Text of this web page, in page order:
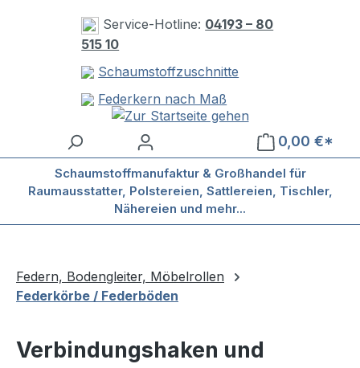
Zum Hauptinhalt springen
Service-Hotline: 04193 – 80
515 10
Schaumstoffzuschnitte
Federkern nach Maß
0,00 €*
Schaumstoffmanufaktur & Großhandel für
Raumausstatter, Polstereien, Sattlereien, Tischler,
Nähereien und mehr...
Federn, Bodengleiter, Möbelrollen
Federkörbe / Federböden
Verbindungshaken und